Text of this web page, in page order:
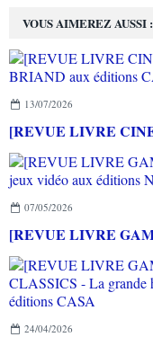
VOUS AIMEREZ AUSSI :
13/07/2026
07/05/2026
24/04/2026